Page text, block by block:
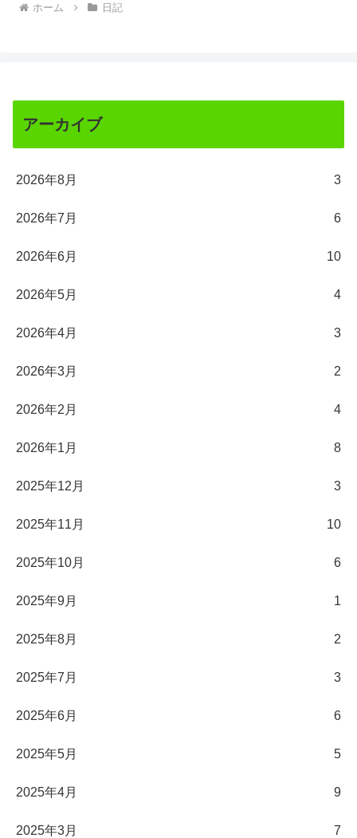
ホーム 日記
アーカイブ
2026年8月 3
2026年7月 6
2026年6月 10
2026年5月 4
2026年4月 3
2026年3月 2
2026年2月 4
2026年1月 8
2025年12月 3
2025年11月 10
2025年10月 6
2025年9月 1
2025年8月 2
2025年7月 3
2025年6月 6
2025年5月 5
2025年4月 9
2025年3月 7